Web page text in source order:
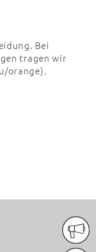
Bei
tragen wir
orange).